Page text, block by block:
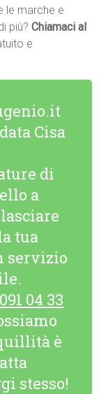
le marche e
più?Chiamaci al
e
Cisa
di
a
tua
servizio
04 33
è
stesso!